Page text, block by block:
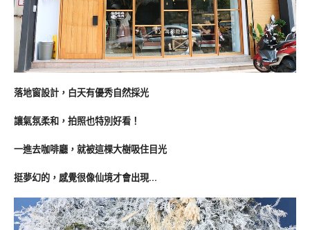
落地窗設計，白天有優秀自然採光
讓氣氛柔和，拍照也特別好看！
一進去咖啡廳，就被這棵大樹吸住目光
挺夢幻的，感覺很像仙境才會出現…